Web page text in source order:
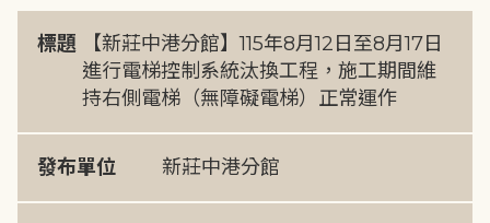
標題
【新莊中港分館】115年8月12日至8月17日
進行電梯控制系統汰換工程，施工期間維
持右側電梯（無障礙電梯）正常運作
發布單位 新莊中港分館